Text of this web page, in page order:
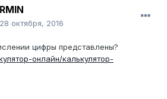
28 октября, 2016
цифры представлены?
онлайн/калькулятор-